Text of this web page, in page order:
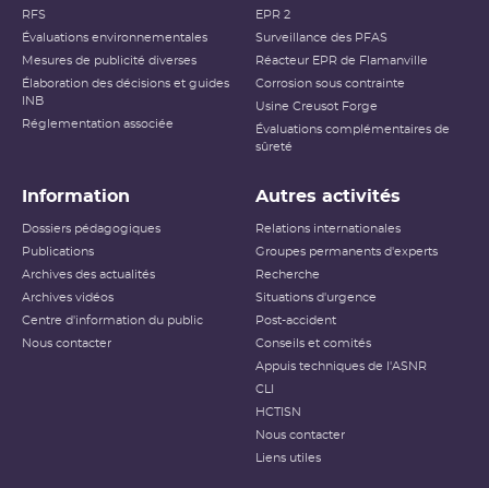
RFS
Évaluations environnementales
Mesures de publicité diverses
Élaboration des décisions et guides
INB
Réglementation associée
EPR 2
Surveillance des PFAS
Réacteur EPR de Flamanville
Corrosion sous contrainte
Usine Creusot Forge
Évaluations complémentaires de
sûreté
Information
Dossiers pédagogiques
Publications
Archives des actualités
Archives vidéos
Centre d'information du public
Nous contacter
Autres activités
Relations internationales
Groupes permanents d'experts
Recherche
Situations d'urgence
Post-accident
Conseils et comités
Appuis techniques de l'ASNR
CLI
HCTISN
Nous contacter
Liens utiles